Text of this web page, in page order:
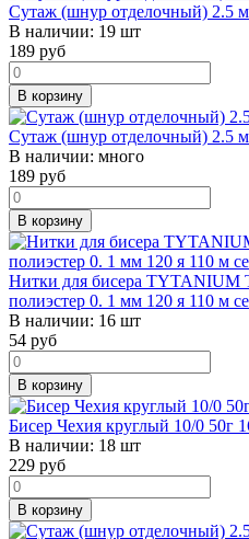
Сутаж (шнур отделочный) 2.5
В наличии: 19 шт
189 руб
В корзину
Сутаж (шнур отделочный) 2.5
В наличии: много
189 руб
В корзину
Нитки для бисера TYTANIUM
полиэстер 0. 1 мм 120 я 110 м
В наличии: 16 шт
54 руб
В корзину
Бисер Чехия круглый 10/0 50г
В наличии: 18 шт
229 руб
В корзину